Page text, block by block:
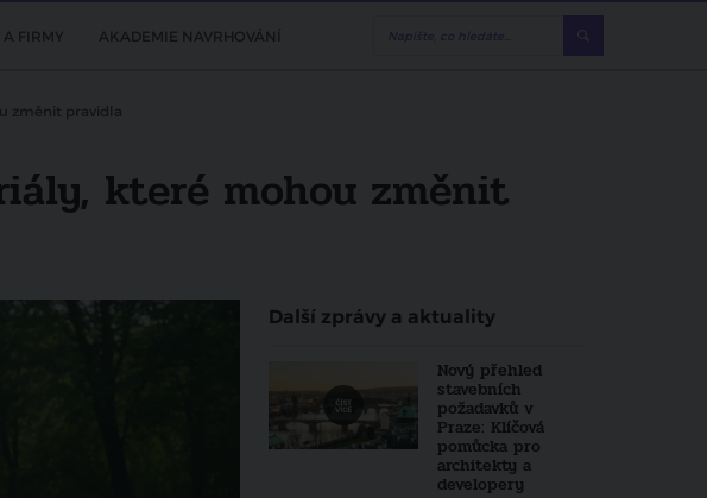
A FIRMY AKADEMIE NAVRHOVÁNÍ
změnit pravidla
které mohou změnit
Další zprávy a aktuality
Nový přehled
stavebních
požadavků v
Praze: Klíčová
pomůcka pro
architekty a
developery